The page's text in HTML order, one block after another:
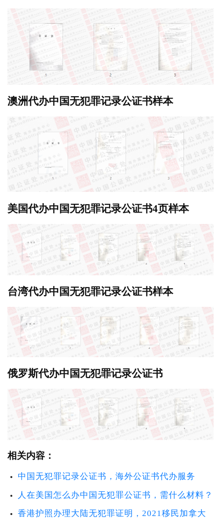
澳洲代办中国无犯罪记录公证书样本
美国代办中国无犯罪记录公证书4页样本
台湾代办中国无犯罪记录公证书样本
俄罗斯代办中国无犯罪记录公证书
相关内容：
中国无犯罪记录公证书，海外公证书代办服务
人在美国怎么办中国无犯罪公证书，需什么材料？
香港护照办理大陆无犯罪证明，2021移民加拿大